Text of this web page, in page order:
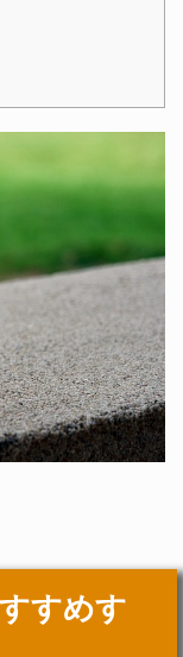
すめす